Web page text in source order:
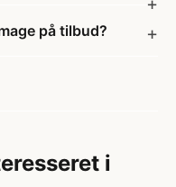
på tilbud?
i